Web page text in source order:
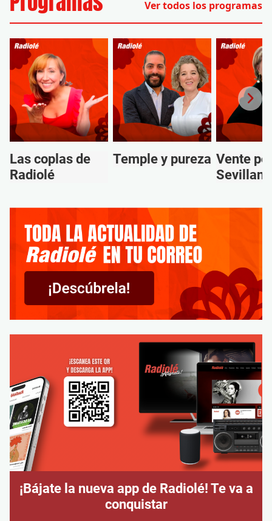
Ver todos los programas
Las coplas de
Radiolé
Temple y pureza Vente
¡Bájate la nueva app de Radiolé! Te va a
conquistar